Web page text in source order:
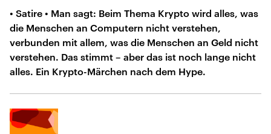
• Satire • Man sagt: Beim Thema Krypto wird alles, was
die Menschen an Computern nicht verstehen,
verbunden mit allem, was die Menschen an Geld nicht
verstehen. Das stimmt – aber das ist noch lange nicht
alles. Ein Krypto-Märchen nach dem Hype.